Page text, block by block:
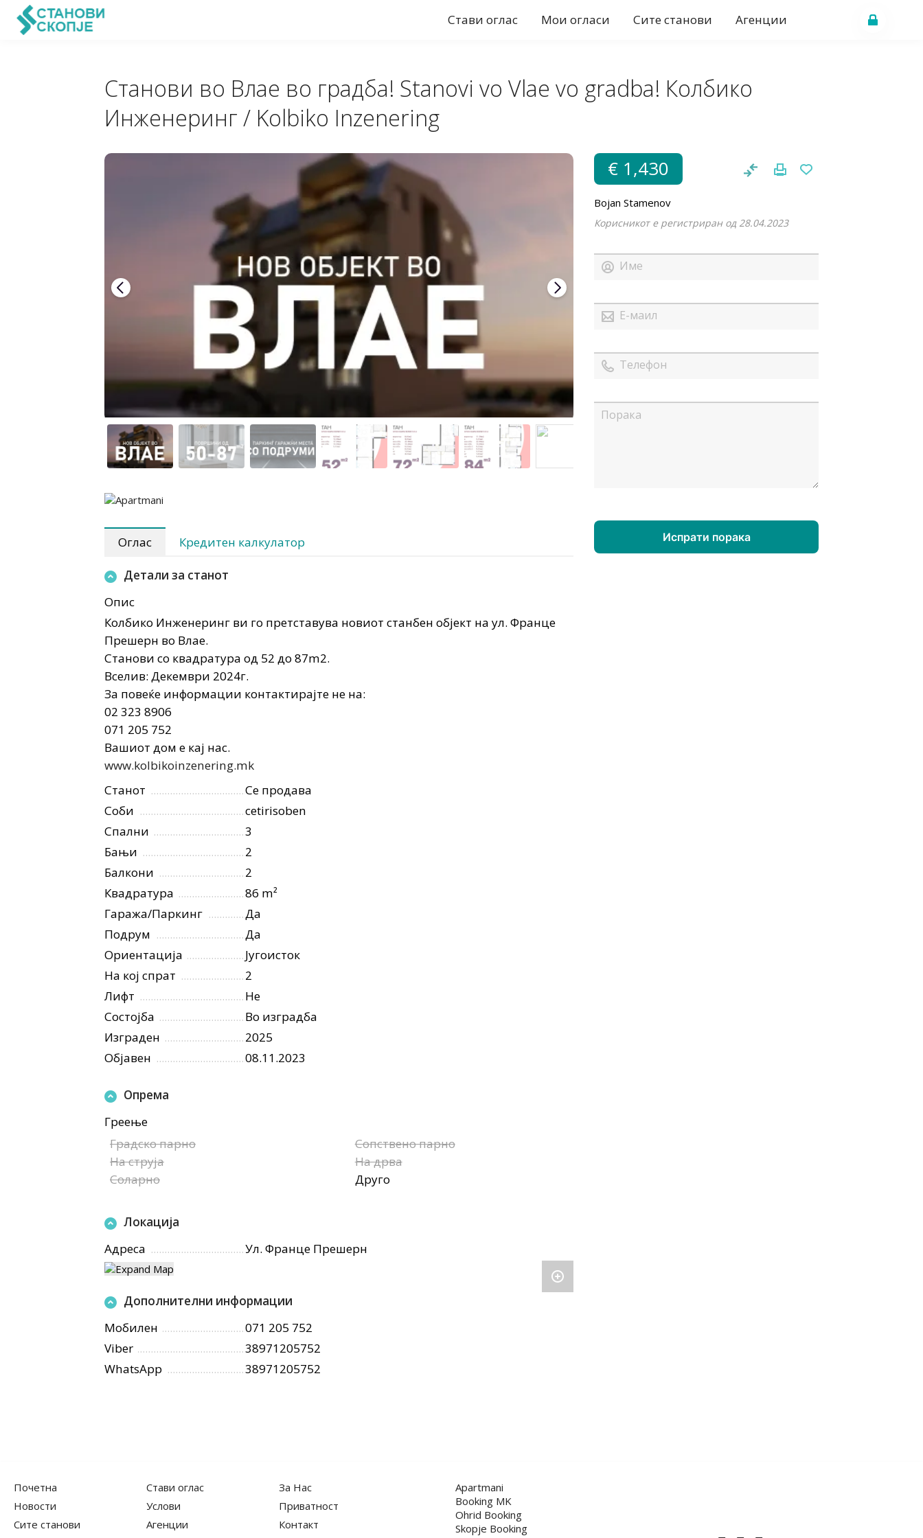
Стави оглас Мои огласи Сите станови Агенции
Станови во Влае во градба! Stanovi vo Vlae vo gradba! Колбико
Инженеринг / Kolbiko Inzenering
Оглас Кредитен калкулатор
Детали за станот
Опис
Колбико Инженеринг ви го претставува новиот станбен објект на ул. Франце
Прешерн во Влае.
Станови со квадратура од 52 до 87m2.
Вселив: Декември 2024г.
За повеќе информации контактирајте не на:
02 323 8906
071 205 752
Вашиот дом е кај нас.
www.kolbikoinzenering.mk
Станот
Се продава
Соби
cetirisoben
Спални
3
Бањи
2
Балкони
2
Квадратура
86 m²
Гаража/Паркинг
Да
Подрум
Да
Ориентација
Југоисток
На кој спрат
2
Лифт
Не
Состојба
Во изградба
Изграден
2025
Објавен
08.11.2023
Опрема
Греење
Градско парно
Сопствено парно
На струја
На дрва
Соларно
Друго
Локација
Адреса
Ул. Франце Прешерн
Дополнителни информации
Мобилен
071 205 752
Viber
38971205752
WhatsApp
38971205752
€ 1,430
Bojan Stamenov
Корисникот е регистриран од 28.04.2023
Почетна Стави оглас
За Нас
Новости
Услови
Приватност
Сите станови
Агенции
Контакт
Apartmani
Booking MK
Ohrid Booking
Skopje Booking